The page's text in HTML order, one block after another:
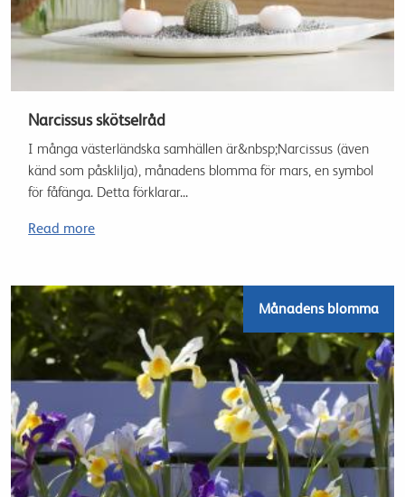
Narcissus skötselråd
I många västerländska samhällen är&nbsp;Narcissus (även
känd som påsklilja), månadens blomma för mars, en symbol
för fåfänga. Detta förklarar...
Read more
Månadens blomma